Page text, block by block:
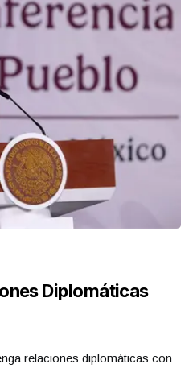
Diplomáticas
relaciones diplomáticas con